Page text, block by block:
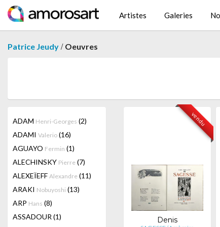
Artistes Galeries
Patrice Jeudy / Oeuvres
ADAM Henri-Georges (2)
ADAMI Valerio (16)
AGUAYO Fermin (1)
ALECHINSKY Pierre (7)
ALEXEÏEFF Alexandre (11)
ARAKI Nobuyoshi (13)
ARP Hans (8)
ASSADOUR (1)
vendu
Denis